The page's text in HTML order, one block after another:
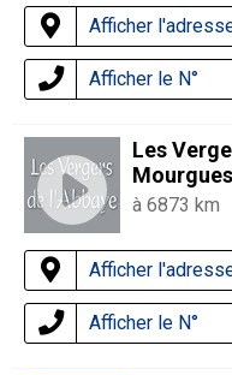
Afficher
Afficher le N°
Les
Mourgues
à 6873 km
Afficher
Afficher le N°